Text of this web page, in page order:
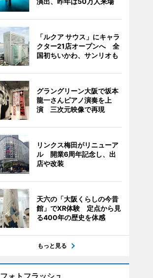
「ルクア サウス」にキャラ
クター21店オープンへ 全
国初ちいかわ、サンリオも
グラングリーン大阪で坂本
龍一さんピアノ演奏を上
演 三次元映像で再現
リンクス梅田がリニューア
ル 開業6周年記念し、出
店や改装
天六の「大阪くらしの今昔
館」でXR体験 定点から見
る400年の歴史を体感
もっと見る
フォトフラッシュ